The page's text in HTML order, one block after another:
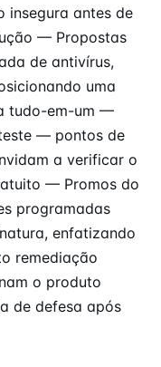
insegura antes de
— Propostas
de antivírus,
uma
tudo-em-um —
— pontos de
a verificar o
— Promos do
programadas
enfatizando
remediação
o produto
de defesa após